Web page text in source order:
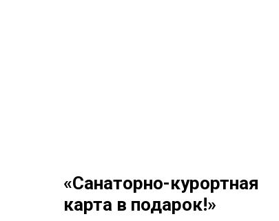
«Санаторно-курортная
карта в подарок!»